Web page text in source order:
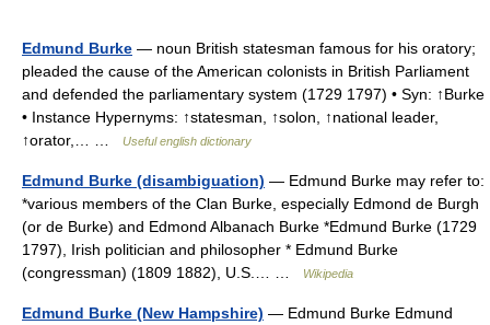
Edmund Burke — noun British statesman famous for his oratory;
pleaded the cause of the American colonists in British Parliament
and defended the parliamentary system (1729 1797) • Syn: ↑Burke
• Instance Hypernyms: ↑statesman, ↑solon, ↑national leader,
↑orator,… …
Useful english dictionary
Edmund Burke (disambiguation) — Edmund Burke may refer to:
*various members of the Clan Burke, especially Edmond de Burgh
(or de Burke) and Edmond Albanach Burke *Edmund Burke (1729
1797), Irish politician and philosopher * Edmund Burke
(congressman) (1809 1882), U.S.… …
Wikipedia
Edmund Burke (New Hampshire) — Edmund Burke Edmund